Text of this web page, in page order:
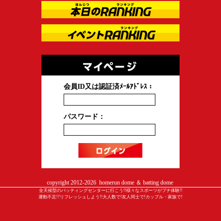
会員ID又は認証済ﾒｰﾙｱﾄﾞﾚｽ：
パスワード：
copyright 2012-2026 homerun dome ＆ batting dome
全天候型のバッティングセンターに行こう!!様々なスポーツがプチ体験!!
運動不足!?リフレッシュしよう!!大人数で!友人同士で!カップル・家族で!